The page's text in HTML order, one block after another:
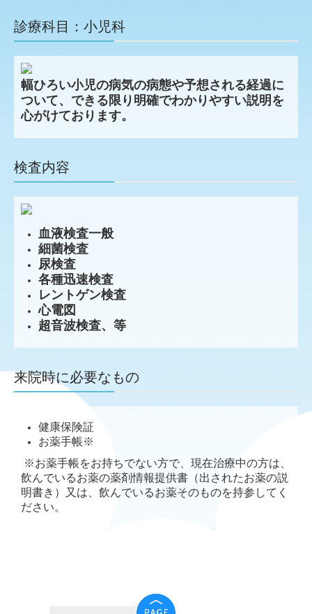
診療科目：小児科
幅ひろい小児の病気の病態や予想される経過に
ついて、できる限り明確でわかりやすい説明を
心がけております。
検査内容
血液検査一般
細菌検査
尿検査
各種迅速検査
レントゲン検査
心電図
超音波検査、等
来院時に必要なもの
健康保険証
お薬手帳※
※お薬手帳をお持ちでない方で、現在治療中の方は、
飲んでいるお薬の薬剤情報提供書（出されたお薬の説
明書き）又は、飲んでいるお薬そのものを持参してく
ださい。